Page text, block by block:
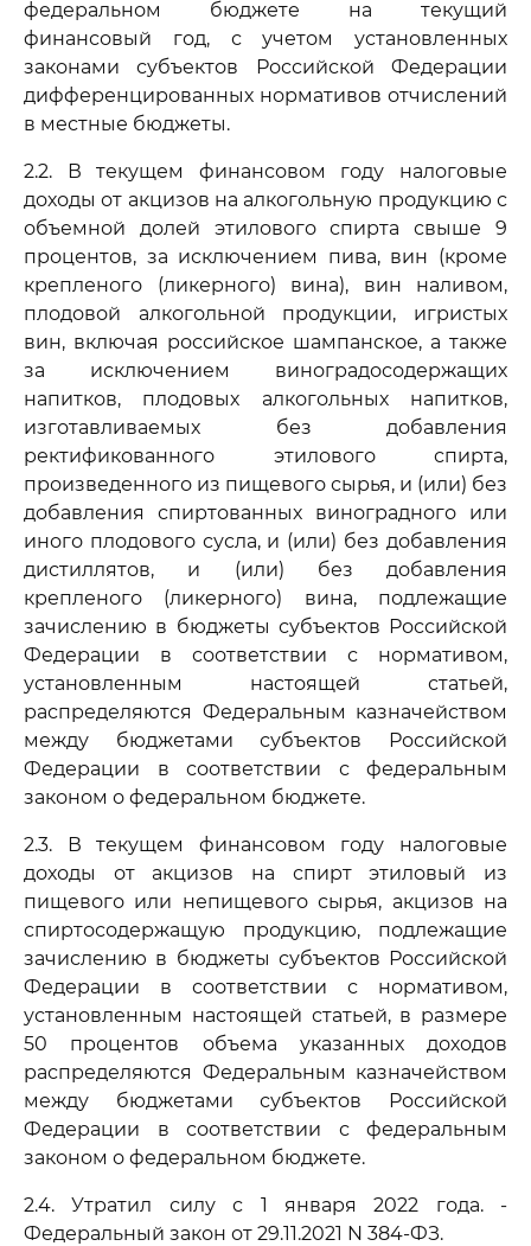
федеральном бюджете на текущий
финансовый год, с учетом установленных
законами субъектов Российской Федерации
дифференцированных нормативов отчислений
в местные бюджеты.
2.2. В текущем финансовом году налоговые
доходы от акцизов на алкогольную продукцию с
объемной долей этилового спирта свыше 9
процентов, за исключением пива, вин (кроме
крепленого (ликерного) вина), вин наливом,
плодовой алкогольной продукции, игристых
вин, включая российское шампанское, а также
за исключением виноградосодержащих
напитков, плодовых алкогольных напитков,
изготавливаемых без добавления
ректификованного этилового спирта,
произведенного из пищевого сырья, и (или) без
добавления спиртованных виноградного или
иного плодового сусла, и (или) без добавления
дистиллятов, и (или) без добавления
крепленого (ликерного) вина, подлежащие
зачислению в бюджеты субъектов Российской
Федерации в соответствии с нормативом,
установленным настоящей статьей,
распределяются Федеральным казначейством
между бюджетами субъектов Российской
Федерации в соответствии с федеральным
законом о федеральном бюджете.
2.3. В текущем финансовом году налоговые
доходы от акцизов на спирт этиловый из
пищевого или непищевого сырья, акцизов на
спиртосодержащую продукцию, подлежащие
зачислению в бюджеты субъектов Российской
Федерации в соответствии с нормативом,
установленным настоящей статьей, в размере
50 процентов объема указанных доходов
распределяются Федеральным казначейством
между бюджетами субъектов Российской
Федерации в соответствии с федеральным
законом о федеральном бюджете.
2.4. Утратил силу с 1 января 2022 года. -
Федеральный закон от 29.11.2021 N 384-ФЗ.